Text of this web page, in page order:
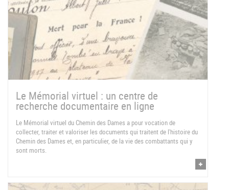
Le Mémorial virtuel : un centre de
recherche documentaire en ligne
Le Mémorial virtuel du Chemin des Dames a pour vocation de
collecter, traiter et valoriser les documents qui traitent de l'histoire du
Chemin des Dames et, en particulier, de la vie des combattants qui y
sont morts.